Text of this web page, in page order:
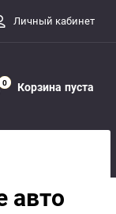
Личный кабинет
0 Корзина пуста
авто